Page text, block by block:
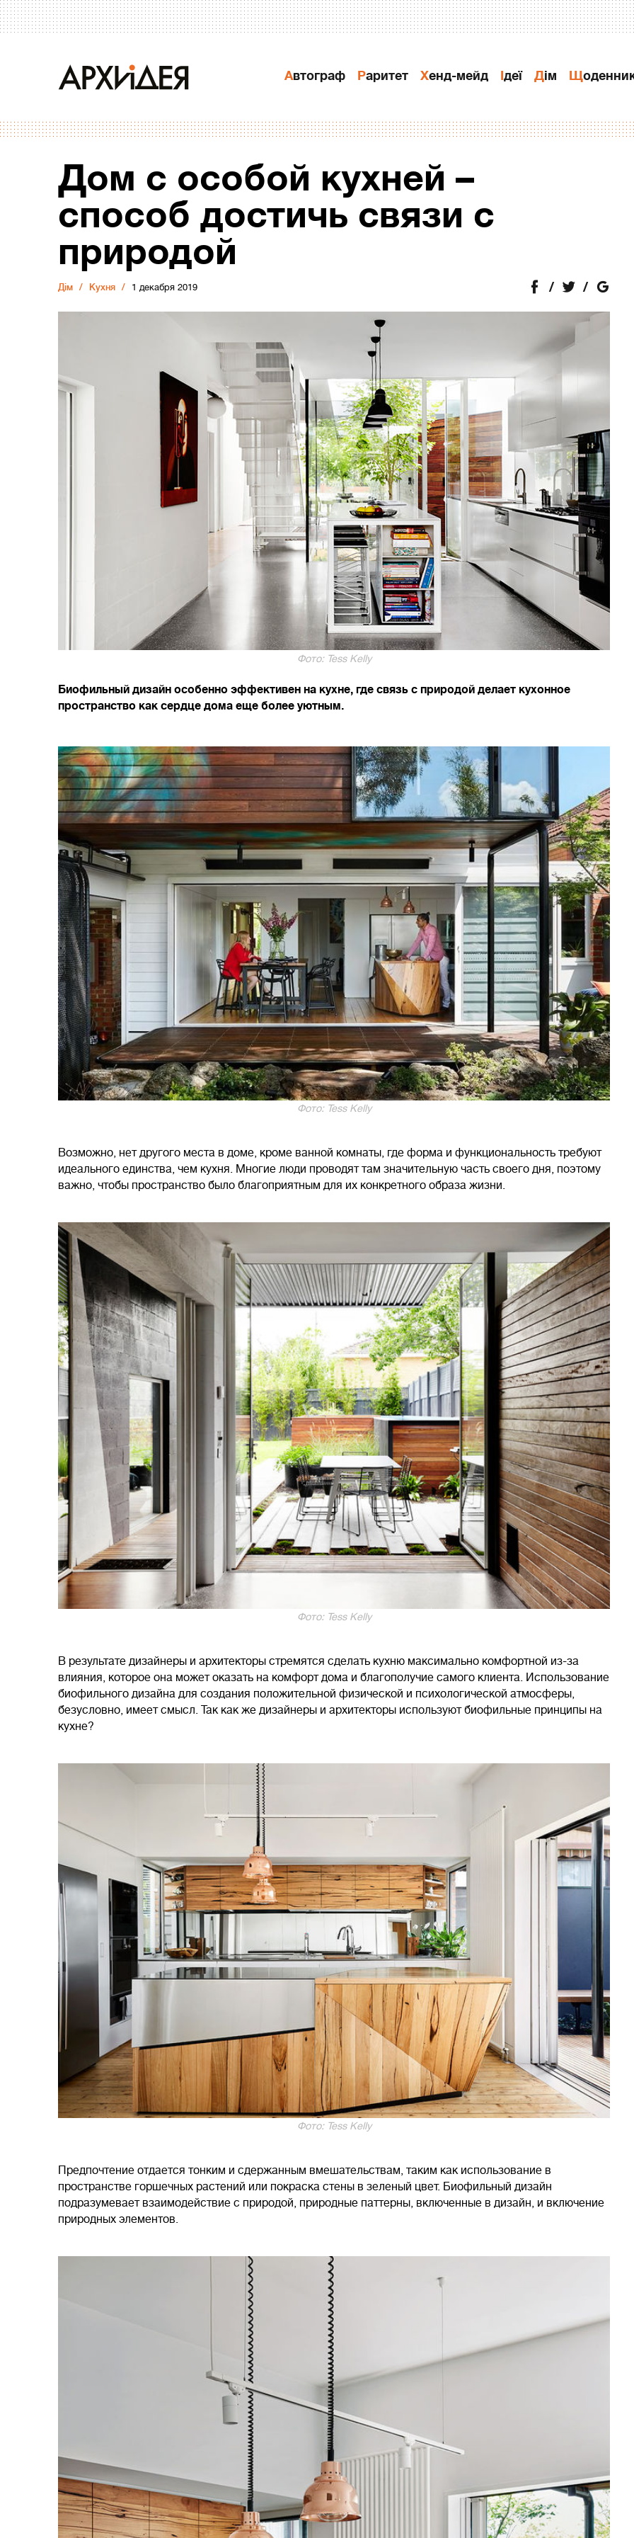
Автограф Раритет Хенд-мейд Ідеї Дiм
Дом с особой кухней –
способ достичь связи с
природой
Дiм Кухня 1 декабря 2019
Фото: Tess Kelly
Биофильный дизайн особенно эффективен на кухне, где связь с природой делает кухонное
пространство как сердце дома еще более уютным.
Фото: Tess Kelly
Возможно, нет другого места в доме, кроме ванной комнаты, где форма и функциональность требуют
идеального единства, чем кухня. Многие люди проводят там значительную часть своего дня, поэтому
важно, чтобы пространство было благоприятным для их конкретного образа жизни.
Фото: Tess Kelly
В результате дизайнеры и архитекторы стремятся сделать кухню максимально комфортной из-за
влияния, которое она может оказать на комфорт дома и благополучие самого клиента. Использование
биофильного дизайна для создания положительной физической и психологической атмосферы,
безусловно, имеет смысл. Так как же дизайнеры и архитекторы используют биофильные принципы на
кухне?
Фото: Tess Kelly
Предпочтение отдается тонким и сдержанным вмешательствам, таким как использование в
пространстве горшечных растений или покраска стены в зеленый цвет. Биофильный дизайн
подразумевает взаимодействие с природой, природные паттерны, включенные в дизайн, и включение
природных элементов.